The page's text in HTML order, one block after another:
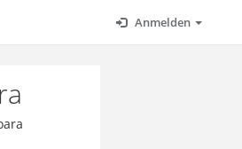
Anmelden